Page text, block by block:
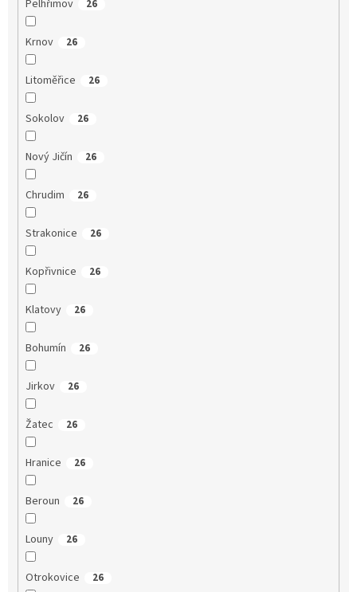
Pelhřimov 26
Krnov 26
Litoměřice 26
Sokolov 26
Nový Jičín 26
Chrudim 26
Strakonice 26
Kopřivnice 26
Klatovy 26
Bohumín 26
Jirkov 26
Žatec 26
Hranice 26
Beroun 26
Louny 26
Otrokovice 26